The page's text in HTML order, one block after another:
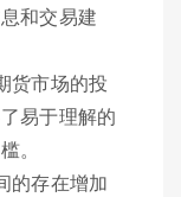
和交易建
货市场的投
易于理解的
。
的存在增加